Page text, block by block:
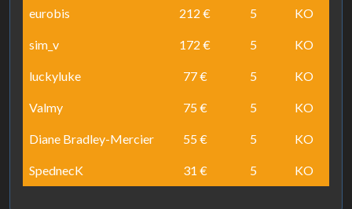
eurobis 212 € 5 KO
sim_v 172 € 5 KO
luckyluke 77 € 5 KO
Valmy 75 € 5 KO
Diane Bradley-Mercier 55 € 5 KO
SpednecK 31 € 5 KO